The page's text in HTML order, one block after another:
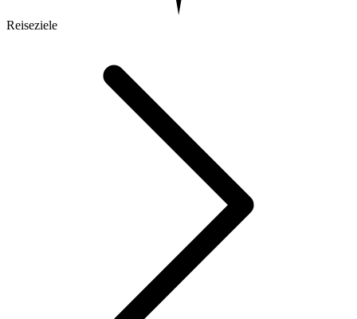
Reiseziele